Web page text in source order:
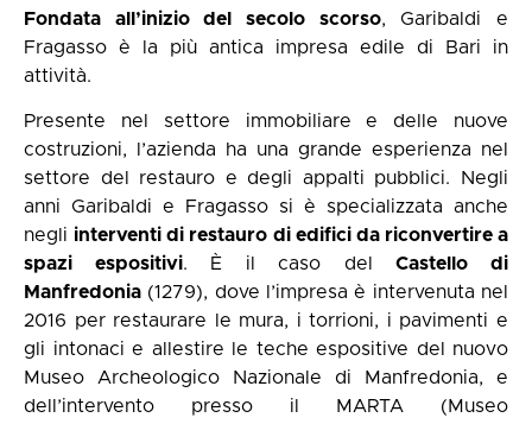
Fondata all’inizio del secolo scorso, Garibaldi e
Fragasso è la più antica impresa edile di Bari in
attività.
Presente nel settore immobiliare e delle nuove
costruzioni, l’azienda ha una grande esperienza nel
settore del restauro e degli appalti pubblici. Negli
anni Garibaldi e Fragasso si è specializzata anche
negli interventi di restauro di edifici da riconvertire a
spazi espositivi. È il caso delCastello di
Manfredonia (1279), dove l’impresa è intervenuta nel
2016 per restaurare le mura, i torrioni, i pavimenti e
gli intonaci e allestire le teche espositive del nuovo
Museo Archeologico Nazionale di Manfredonia, e
dell’intervento presso il MARTA (Museo